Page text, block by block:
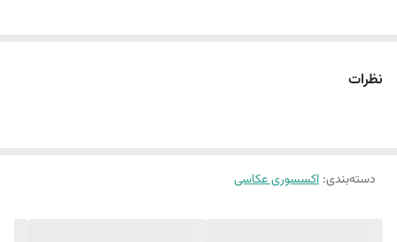
نظرات
دسته‌بندی: اکسسوری عکاسی